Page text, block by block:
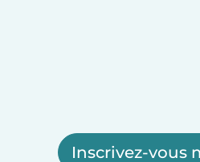
Inscrivez-vous